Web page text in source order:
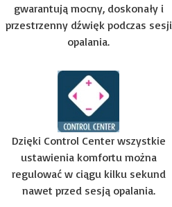
gwarantują mocny, doskonały i
przestrzenny dźwięk podczas sesji
opalania.
Dzięki Control Center wszystkie
ustawienia komfortu można
regulować w ciągu kilku sekund
nawet przed sesją opalania.